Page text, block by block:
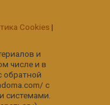
Cookies|
и
числе и в
обратной
с
системами.